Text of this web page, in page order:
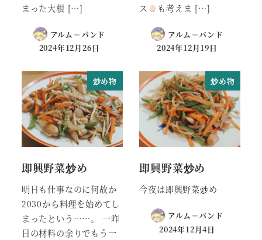
まった大根 […]
アルム＝バンド
2024年12月26日
ス
も考えま […]
アルム＝バンド
2024年12月19日
炒め物
即興野菜炒め
明日も仕事なのに何故か
2030から料理を始めてし
まったという……。 一昨
日の材料の余りでもう一
炒め物
即興野菜炒め
今夜は即興野菜炒め
アルム＝バンド
2024年12月4日